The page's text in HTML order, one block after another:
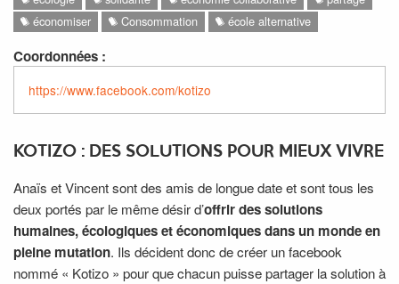
économiser
Consommation école alternative
Coordonnées :
https://www.facebook.com/kotizo
KOTIZO : DES SOLUTIONS POUR MIEUX VIVRE
Anaïs et Vincent sont des amis de longue date et sont tous les
deux portés par le même désir d’offrir des solutions
humaines, écologiques et économiques dans un monde en
pleine mutation. Ils décident donc de créer un facebook
nommé « Kotizo » pour que chacun puisse partager la solution à